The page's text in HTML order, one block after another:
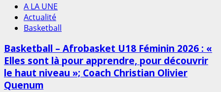
A LA UNE
Actualité
Basketball
Basketball – Afrobasket U18 Féminin 2026 : «
Elles sont là pour apprendre, pour découvrir
le haut niveau »; Coach Christian Olivier
Quenum